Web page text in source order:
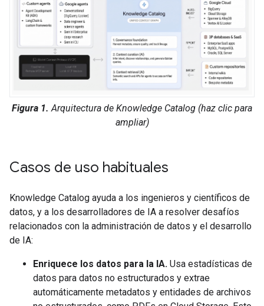
Figura 1. Arquitectura de Knowledge Catalog (haz clic para
ampliar)
Casos de uso habituales
Knowledge Catalog ayuda a los ingenieros y científicos de
datos, y a los desarrolladores de IA a resolver desafíos
relacionados con la administración de datos y el desarrollo
de IA:
Enriquece los datos para la IA. Usa estadísticas de
datos para datos no estructurados y extrae
automáticamente metadatos y entidades de archivos